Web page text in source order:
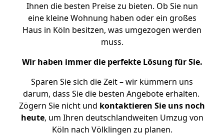
Ihnen die besten Preise zu bieten. Ob Sie nun
eine kleine Wohnung haben oder ein großes
Haus in Köln besitzen, was umgezogen werden
muss.
Wir haben immer die perfekte Lösung für Sie.
Sparen Sie sich die Zeit – wir kümmern uns
darum, dass Sie die besten Angebote erhalten.
Zögern Sie nicht und kontaktieren Sie uns noch
heute, um Ihren deutschlandweiten Umzug von
Köln nach Völklingen zu planen.